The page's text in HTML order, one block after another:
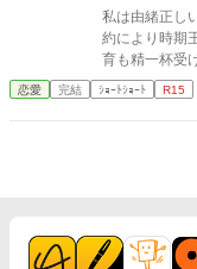
いった。 「い
しいわ」
私は由緒正しい公爵
約により時期王妃に
育も精一杯受
た。 特に婚約者である王太子は少し？いやかなり頭が足りないの
だ。 余計に私が頑張らなければならない。 王妃となり国を支え
私を悪女に仕立て上
恋愛 完結 ｼｮｰﾄｼｮｰﾄ R15